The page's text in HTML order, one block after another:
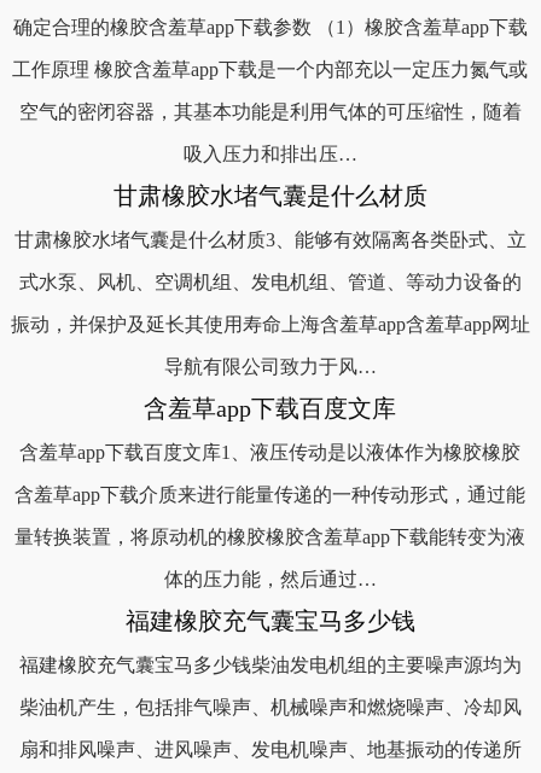
确定合理的橡胶含羞草app下载参数 （1）橡胶含羞草app下载
工作原理 橡胶含羞草app下载是一个内部充以一定压力氮气或
空气的密闭容器，其基本功能是利用气体的可压缩性，随着
吸入压力和排出压…
甘肃橡胶水堵气囊是什么材质
甘肃橡胶水堵气囊是什么材质3、能够有效隔离各类卧式、立
式水泵、风机、空调机组、发电机组、管道、等动力设备的
振动，并保护及延长其使用寿命上海含羞草app含羞草app网址
导航有限公司致力于风…
含羞草app下载百度文库
含羞草app下载百度文库1、液压传动是以液体作为橡胶橡胶
含羞草app下载介质来进行能量传递的一种传动形式，通过能
量转换装置，将原动机的橡胶橡胶含羞草app下载能转变为液
体的压力能，然后通过…
福建橡胶充气囊宝马多少钱
福建橡胶充气囊宝马多少钱柴油发电机组的主要噪声源均为
柴油机产生，包括排气噪声、机械噪声和燃烧噪声、冷却风
扇和排风噪声、进风噪声、发电机噪声、地基振动的传递所